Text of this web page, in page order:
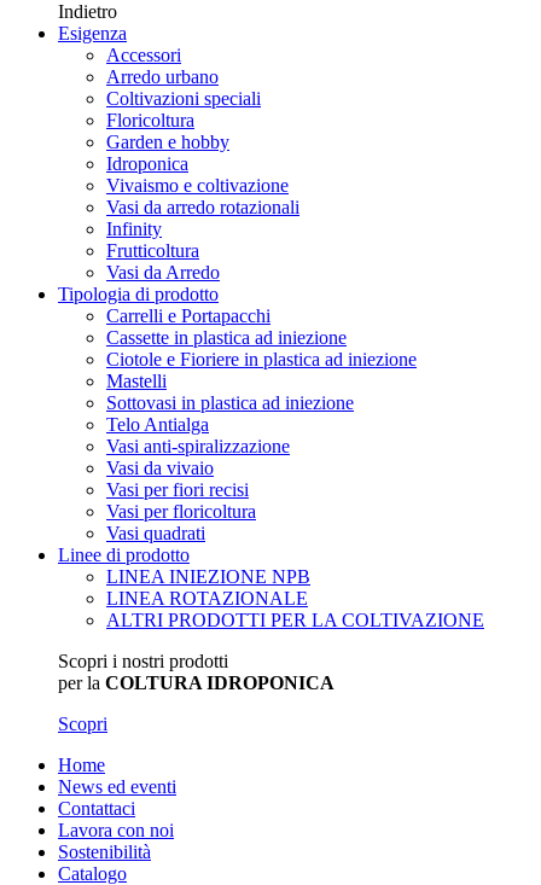
Indietro
Esigenza
Accessori
Arredo urbano
Coltivazioni speciali
Floricoltura
Garden e hobby
Idroponica
Vivaismo e coltivazione
Vasi da arredo rotazionali
Infinity
Frutticoltura
Vasi da Arredo
Tipologia di prodotto
Carrelli e Portapacchi
Cassette in plastica ad iniezione
Ciotole e Fioriere in plastica ad iniezione
Mastelli
Sottovasi in plastica ad iniezione
Telo Antialga
Vasi anti-spiralizzazione
Vasi da vivaio
Vasi per fiori recisi
Vasi per floricoltura
Vasi quadrati
Linee di prodotto
LINEA INIEZIONE NPB
LINEA ROTAZIONALE
ALTRI PRODOTTI PER LA COLTIVAZIONE
Scopri i nostri prodotti
per la COLTURA IDROPONICA
Scopri
Home
News ed eventi
Contattaci
Lavora con noi
Sostenibilità
Catalogo